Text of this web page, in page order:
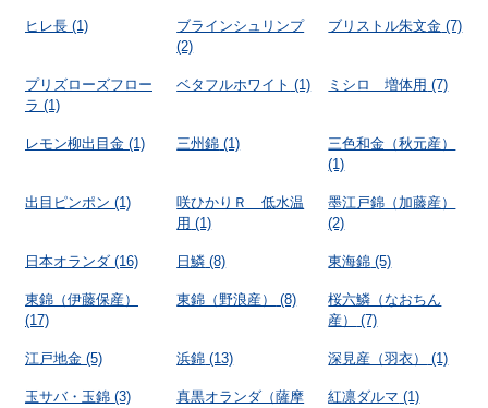
ヒレ長 (1)
ブラインシュリンプ
(2)
ブリストル朱文金 (7)
プリズローズフロー
ラ (1)
ベタフルホワイト (1) ミシロ 増体用 (7)
レモン柳出目金 (1) 三州錦 (1)
三色和金（秋元産）
(1)
出目ピンポン (1)
咲ひかりＲ 低水温
用 (1)
墨江戸錦（加藤産）
(2)
日本オランダ (16) 日鱗 (8) 東海錦 (5)
東錦（伊藤保産）
(17)
東錦（野浪産） (8)
桜六鱗（なおちん
産）
(7)
江戸地金 (5) 浜錦 (13) 深見産（羽衣） (1)
玉サバ・玉錦 (3)
真黒オランダ（薩摩
紅凛ダルマ (1)